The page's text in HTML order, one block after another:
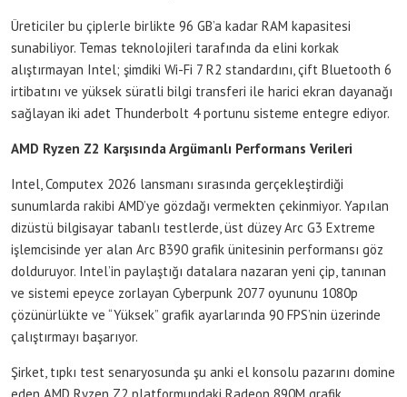
Üreticiler bu çiplerle birlikte 96 GB’a kadar RAM kapasitesi
sunabiliyor. Temas teknolojileri tarafında da elini korkak
alıştırmayan Intel; şimdiki Wi-Fi 7 R2 standardını, çift Bluetooth 6
irtibatını ve yüksek süratli bilgi transferi ile harici ekran dayanağı
sağlayan iki adet Thunderbolt 4 portunu sisteme entegre ediyor.
AMD Ryzen Z2 Karşısında Argümanlı Performans Verileri
Intel, Computex 2026 lansmanı sırasında gerçekleştirdiği
sunumlarda rakibi AMD’ye gözdağı vermekten çekinmiyor. Yapılan
dizüstü bilgisayar tabanlı testlerde, üst düzey Arc G3 Extreme
işlemcisinde yer alan Arc B390 grafik ünitesinin performansı göz
dolduruyor. Intel’in paylaştığı datalara nazaran yeni çip, tanınan
ve sistemi epeyce zorlayan Cyberpunk 2077 oyununu 1080p
çözünürlükte ve “Yüksek” grafik ayarlarında 90 FPS’nin üzerinde
çalıştırmayı başarıyor.
Şirket, tıpkı test senaryosunda şu anki el konsolu pazarını domine
eden AMD Ryzen Z2 platformundaki Radeon 890M grafik